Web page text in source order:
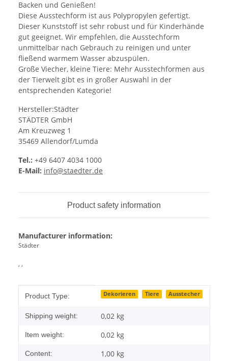
Backen und Genießen!
Diese Ausstechform ist aus Polypropylen gefertigt.
Dieser Kunststoff ist sehr robust und für Kinderhände
gut geeignet. Wir empfehlen, die Ausstechform
unmittelbar nach Gebrauch zu reinigen und unter
fließend warmem Wasser abzuspülen.
Große Viecher, kleine Tiere: Mehr Ausstechformen aus
der Tierwelt gibt es in großer Auswahl in der
entsprechenden Kategorie!
Hersteller:Städter
STÄDTER GmbH
Am Kreuzweg 1
35469 Allendorf/Lumda
Tel.: +49 6407 4034 1000
E-Mail: info@staedter.de
Product safety information
Manufacturer information:
Städter
, ,
Item information
Value
Product Type: Dekorieren Tiere Ausstecher
Shipping weight: 0,02 kg
Item weight: 0,02 kg
Content: 1,00 kg